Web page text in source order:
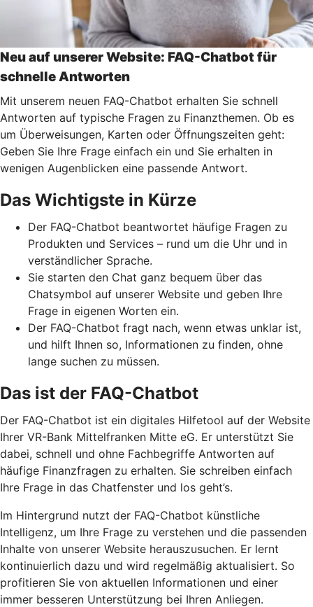
Neu auf unserer Website: FAQ-Chatbot für
schnelle Antworten
Mit unserem neuen FAQ-Chatbot erhalten Sie schnell
Antworten auf typische Fragen zu Finanzthemen. Ob es
um Überweisungen, Karten oder Öffnungszeiten geht:
Geben Sie Ihre Frage einfach ein und Sie erhalten in
wenigen Augenblicken eine passende Antwort.
Das Wichtigste in Kürze
Der FAQ-Chatbot beantwortet häufige Fragen zu
Produkten und Services – rund um die Uhr und in
verständlicher Sprache.
Sie starten den Chat ganz bequem über das
Chatsymbol auf unserer Website und geben Ihre
Frage in eigenen Worten ein.
Der FAQ-Chatbot fragt nach, wenn etwas unklar ist,
und hilft Ihnen so, Informationen zu finden, ohne
lange suchen zu müssen.
Das ist der FAQ-Chatbot
Der FAQ-Chatbot ist ein digitales Hilfetool auf der Website
Ihrer VR-Bank Mittelfranken Mitte eG. Er unterstützt Sie
dabei, schnell und ohne Fachbegriffe Antworten auf
häufige Finanzfragen zu erhalten. Sie schreiben einfach
Ihre Frage in das Chatfenster und los geht’s.
Im Hintergrund nutzt der FAQ-Chatbot künstliche
Intelligenz, um Ihre Frage zu verstehen und die passenden
Inhalte von unserer Website herauszusuchen. Er lernt
kontinuierlich dazu und wird regelmäßig aktualisiert. So
profitieren Sie von aktuellen Informationen und einer
immer besseren Unterstützung bei Ihren Anliegen.